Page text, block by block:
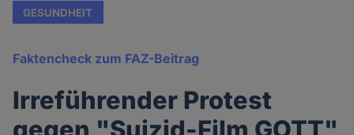
GESUNDHEIT
Faktencheck zum FAZ-Beitrag
Irreführender Protest